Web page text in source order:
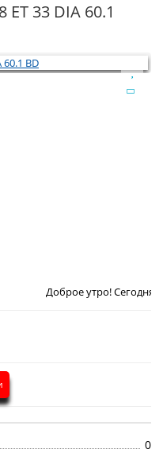
ET 33 DIA 60.1
утро! СегодняПятница 7
0